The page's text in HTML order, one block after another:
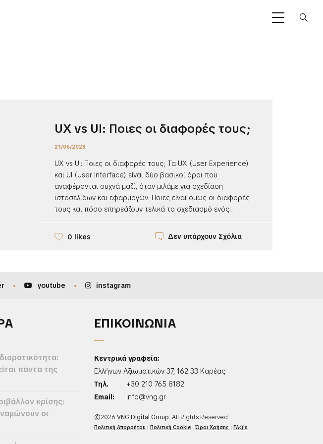
UX vs UI: Ποιες οι διαφορές τους;
21/06/2023
UX vs UI: Ποιες οι διαφορές τους; Τα UX (User Experience)
και UI (User Interface) είναι δύο βασικοί όροι που
αναφέρονται συχνά μαζί, όταν μιλάμε για σχεδίαση
ιστοσελίδων και εφαρμογών. Ποιες είναι όμως οι διαφορές
τους και πόσο επηρεάζουν τελικά το σχεδιασμό ενός...
0 likes Δεν υπάρχουν Σχόλια
youtube instagram
πάντα της
κρίσης:
οι
ΕΠΙΚΟΙΝΩΝΙΑ
Κεντρικά γραφεία:
Ελλήνων Αξιωματικών 37, 162 33 Καρέας
Τηλ.
+30 210 765 8182
Email:
info@vng.gr
©2026 VNG Digital Group. All Rights Reserved
Πολιτική Απορρήτου | Πολιτική Cookie|Όροι Χρήσης| FAQ's